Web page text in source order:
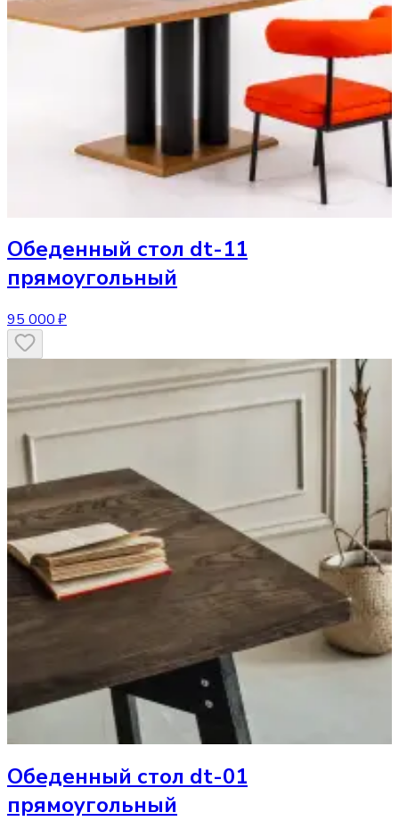
Обеденный стол dt-11
прямоугольный
95 000 ₽
Обеденный стол dt-01
прямоугольный